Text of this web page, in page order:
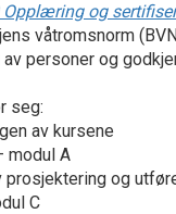
Opplæring og
våtromsnorm
personer og
seg:
av kursene
modul A
prosjektering og
C